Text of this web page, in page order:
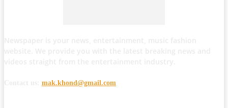
mak.khond@gmail.com